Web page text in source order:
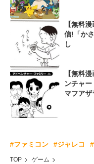
【無料
信!「か
し
【無料
ンチャ
マフアザ
#ファミコン #ジャレコ
TOP
ゲーム